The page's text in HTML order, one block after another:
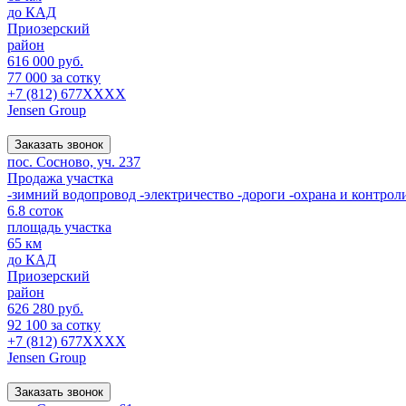
до КАД
Приозерский
район
616 000 руб.
77 000 за сотку
+7 (812) 677XXXX
Jensen Group
Заказать звонок
пос. Сосново, уч. 237
Продажа участка
-зимний водопровод -электричество -дороги -охрана и
6.8 соток
площадь участка
65 км
до КАД
Приозерский
район
626 280 руб.
92 100 за сотку
+7 (812) 677XXXX
Jensen Group
Заказать звонок